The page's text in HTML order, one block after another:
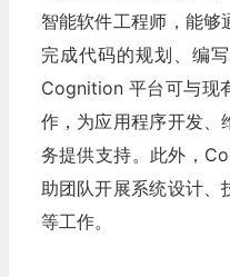
智能软件工程师，能够
完成代码的规划、编
Cognition 平台可与现
作，为应用程序开发、
务提供支持。此外，
助团队开展系统设计、
等工作。